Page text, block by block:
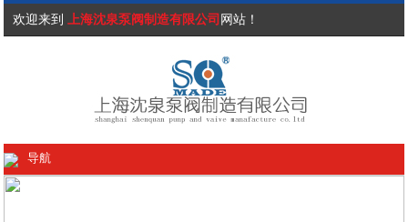
欢迎来到 上海沈泉泵阀制造有限公司 网站！
导航